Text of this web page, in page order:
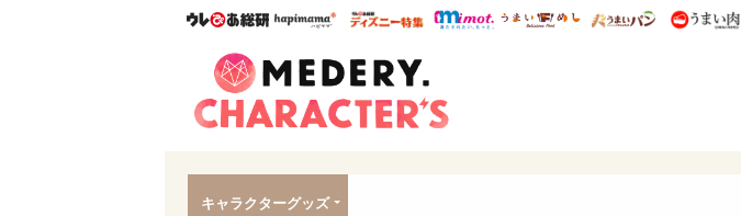
ウレぴあ総研ハピママ* ウレぴあ総研 ディズニー特集
mimot. うまいめし うまいパン
キャラクターグッズ